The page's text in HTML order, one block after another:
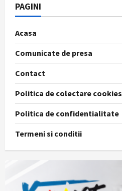
PAGINI
Acasa
Comunicate de presa
Contact
Politica de colectare cookies
Politica de confidentialitate
Termeni si conditii